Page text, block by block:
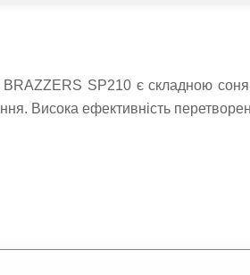
SP210 є складною
Висока ефективність